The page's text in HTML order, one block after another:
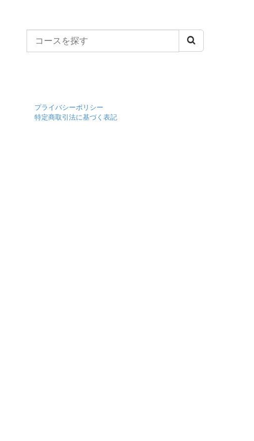
ス
プライバシーポリシー
特定商取引法に基づく表記